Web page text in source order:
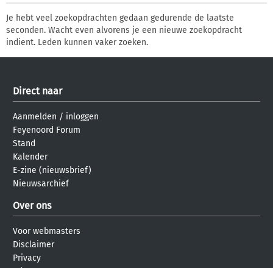
Je hebt veel zoekopdrachten gedaan gedurende de laatste
seconden. Wacht even alvorens je een nieuwe zoekopdracht
indient. Leden kunnen vaker zoeken.
Direct naar
Aanmelden / inloggen
Feyenoord Forum
Stand
Kalender
E-zine (nieuwsbrief)
Nieuwsarchief
Over ons
Voor webmasters
Disclaimer
Privacy